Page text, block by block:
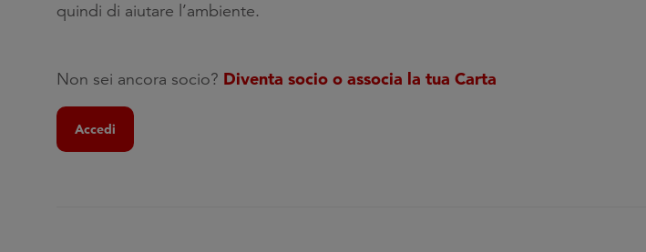
quindi di aiutare l’ambiente.
Non sei ancora socio? Diventa socio o associa la tua Carta
Accedi